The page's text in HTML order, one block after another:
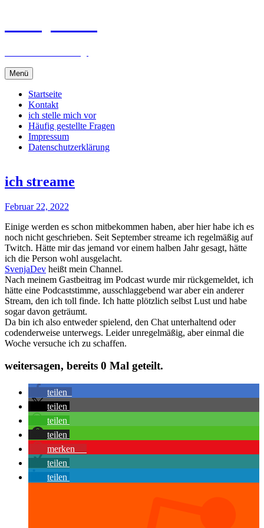
Menü Zum
Inhalt
springen
Startseite
Kontakt
ich stelle mich vor
Häufig gestellte Fragen
Impressum
Datenschutzerklärung
ich streame
Februar 22, 2022
Einige werden es schon mitbekommen haben, aber hier habe ich es
noch nicht geschrieben. Seit September streame ich regelmäßig auf
Twitch. Hätte mir das jemand vor einem halben Jahr gesagt, hätte
ich die Person wohl ausgelacht.
SvenjaDev heißt mein Channel.
Nach meinem Gastbeitrag im Podcast wurde mir rückgemeldet, ich
hätte eine Podcaststimme, ausschlaggebend war aber ein anderer
Stream, den ich toll finde. Ich hatte plötzlich selbst Lust und habe
sogar davon geträumt.
Da bin ich also entweder spielend, den Chat unterhaltend oder
codenderweise unterwegs. Leider unregelmäßig, aber einmal die
Woche versuche ich zu schaffen.
weitersagen, bereits 0 Mal geteilt.
teilen
teilen
teilen
teilen
merken
teilen
teilen